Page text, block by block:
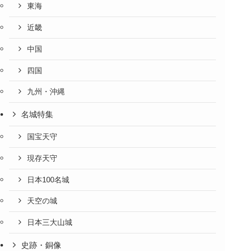
東海
近畿
中国
四国
九州・沖縄
名城特集
国宝天守
現存天守
日本100名城
天空の城
日本三大山城
史跡・銅像